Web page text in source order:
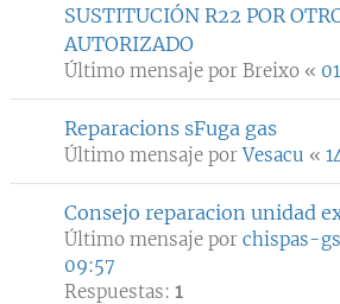
SUSTITUCIÓN R22 POR
AUTORIZADO
Último mensaje por Breixo «
Reparacions sFuga gas
Último mensaje porVesacu «
Consejo reparacion unidad
Último mensaje por chispas-gs
09:57
Respuestas: 1